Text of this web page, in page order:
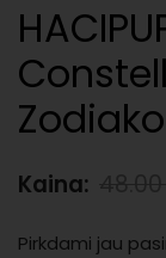
Kaina:
Pirkdami jau